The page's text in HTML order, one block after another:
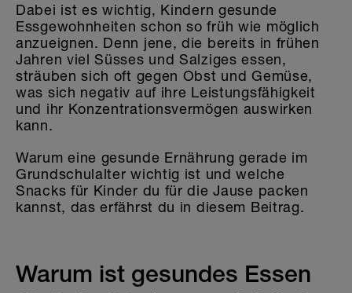
Dabei ist es wichtig, Kindern gesunde
Essgewohnheiten schon so früh wie möglich
anzueignen. Denn jene, die bereits in frühen
Jahren viel Süsses und Salziges essen,
sträuben sich oft gegen Obst und Gemüse,
was sich negativ auf ihre Leistungsfähigkeit
und ihr Konzentrationsvermögen auswirken
kann.
Warum eine gesunde Ernährung gerade im
Grundschulalter wichtig ist und welche
Snacks für Kinder du für die Jause packen
kannst, das erfährst du in diesem Beitrag.
Warum ist gesundes Essen